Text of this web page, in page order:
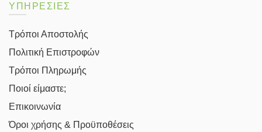
ΥΠΗΡΕΣΙΕΣ
Τρόποι Αποστολής
Πολιτική Επιστροφών
Τρόποι Πληρωμής
Ποιοί είμαστε;
Επικοινωνία
Όροι χρήσης & Προϋποθέσεις